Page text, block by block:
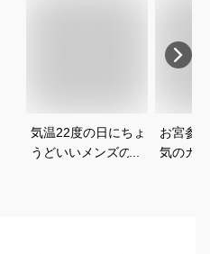
気温22度の日にちょ
うどいいメンズの服
お宮参
気のカ